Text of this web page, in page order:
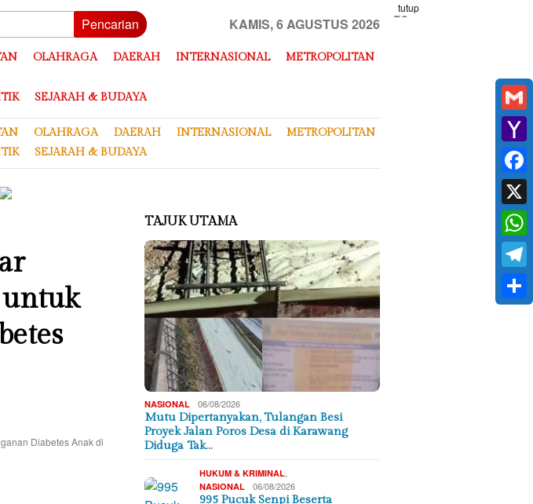
tutup
Pencarian KAMIS, 6 AGUSTUS 2026
OLAHRAGA DAERAH INTERNASIONAL METROPOLITAN
SEJARAH & BUDAYA
OLAHRAGA DAERAH INTERNASIONAL
METROPOLITAN
SEJARAH & BUDAYA
untuk
TAJUK UTAMA
NASIONAL 06/08/2026
Mutu Dipertanyakan, Tulangan Besi
Proyek Jalan Poros Desa di Karawang
Diduga Tak…
HUKUM & KRIMINAL
NASIONAL 06/08/2026
995 Pucuk Senpi Beserta
Mail
X